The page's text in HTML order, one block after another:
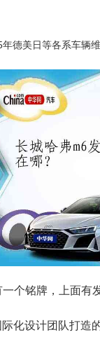
个铭牌，上面有
化设计团队打造